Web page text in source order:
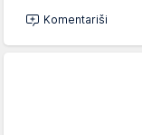
Komentariši